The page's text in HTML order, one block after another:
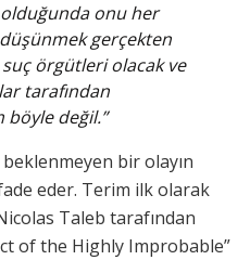
onu her
gerçekten
örgütleri olacak ve
tarafından
böyle değil.”
bir olayın
eder. Terim ilk olarak
Taleb tarafından
of the Highly Improbable”